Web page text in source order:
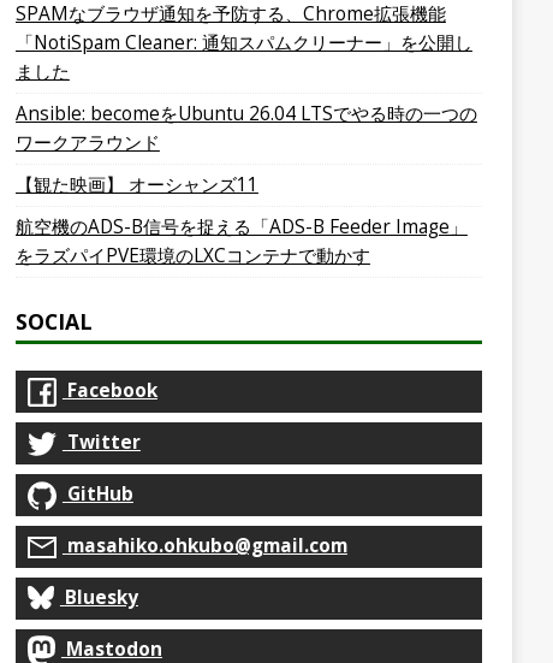
SPAMなブラウザ通知を予防する、Chrome拡張機能
「NotiSpam Cleaner: 通知スパムクリーナー」を公開し
ました
Ansible: becomeをUbuntu 26.04 LTSでやる時の一つの
ワークアラウンド
【観た映画】 オーシャンズ11
航空機のADS-B信号を捉える「ADS-B Feeder Image」
をラズパイPVE環境のLXCコンテナで動かす
SOCIAL
Facebook
Twitter
GitHub
masahiko.ohkubo@gmail.com
Bluesky
Mastodon